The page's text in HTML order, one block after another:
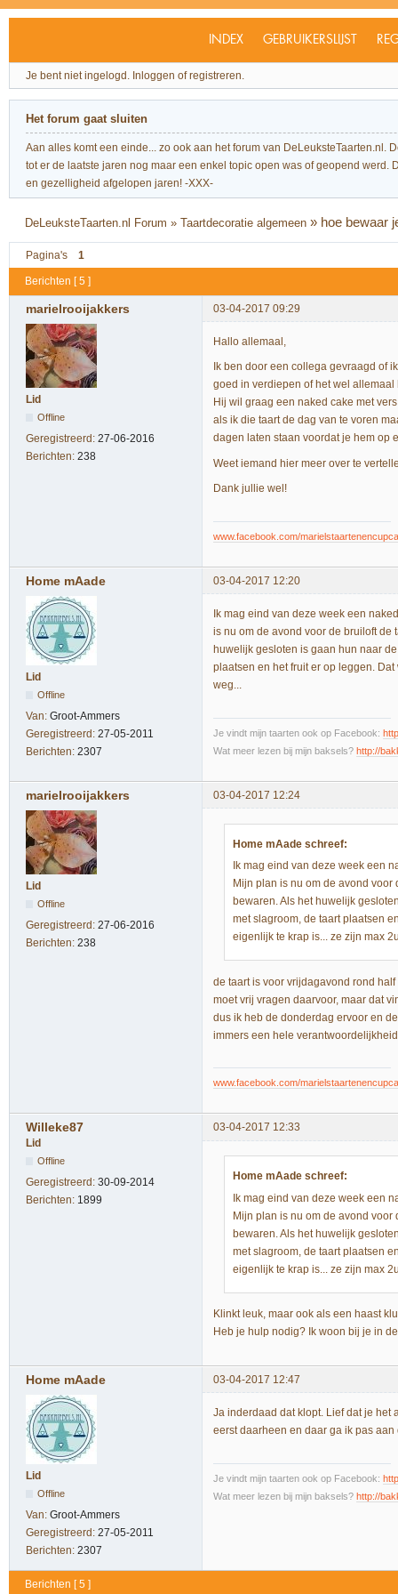
INDEX GEBRUIKERSLIJST
Je bent niet ingelogd. Inloggen of registreren.
Het forum gaat sluiten
Aan alles komt een einde... zo ook aan het forum van
tot er de laatste jaren nog maar een enkel topic open was of geopend
en gezelligheid afgelopen jaren! -XXX-
DeLeuksteTaarten.nl Forum »Taartdecoratie algemeen » hoe bewaar
Pagina's 1
Berichten [ 5 ]
marielrooijakkers 03-04-2017 09:29
Lid
Offline
Geregistreerd: 27-06-2016
Berichten: 238
Hallo allemaal,
Ik ben door een collega gevraagd of
goed in verdiepen of het wel
Hij wil graag een naked cake met
als ik die taart de dag van te voren
dagen laten staan voordat je hem op
Weet iemand hier meer over te
Dank jullie wel!
www.facebook.com/
Home mAade 03-04-2017 12:20
Lid
Offline
Van: Groot-Ammers
Geregistreerd: 27-05-2011
Berichten: 2307
Ik mag eind van deze week een
is nu om de avond voor de bruiloft de
huwelijk gesloten is gaan hun naar
plaatsen en het fruit er op leggen.
weg...
Je vindt mijn taarten ook op Facebook:
Wat meer lezen bij mijn baksels? http://
marielrooijakkers 03-04-2017 12:24
Lid
Offline
Geregistreerd: 27-06-2016
Berichten: 238
Home mAade schreef:
Ik mag eind van deze week een
Mijn plan is nu om de avond
bewaren. Als het huwelijk
met slagroom, de taart plaatsen
eigenlijk te krap is... ze zijn max
de taart is voor vrijdagavond rond
moet vrij vragen daarvoor, maar dat
dus ik heb de donderdag ervoor en
immers een hele
www.facebook.com/
Willeke87
03-04-2017 12:33
Lid
Offline
Geregistreerd: 30-09-2014
Berichten: 1899
Home mAade schreef:
Ik mag eind van deze week een
Mijn plan is nu om de avond
bewaren. Als het huwelijk
met slagroom, de taart plaatsen
eigenlijk te krap is... ze zijn max
Klinkt leuk, maar ook als een haast
Heb je hulp nodig? Ik woon bij je in
Home mAade 03-04-2017 12:47
Lid
Offline
Van: Groot-Ammers
Geregistreerd: 27-05-2011
Berichten: 2307
Ja inderdaad dat klopt. Lief dat je
eerst daarheen en daar ga ik pas
Je vindt mijn taarten ook op Facebook:
Wat meer lezen bij mijn baksels? http://
Berichten [ 5 ]